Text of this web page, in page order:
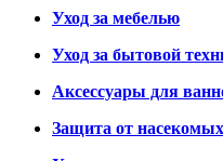
Уход за мебелью
Уход за бытовой
Аксессуары для
Защита от насекомых